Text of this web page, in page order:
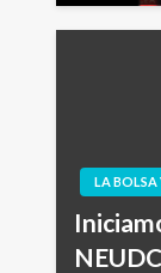
LA BOLSA
NEUDC